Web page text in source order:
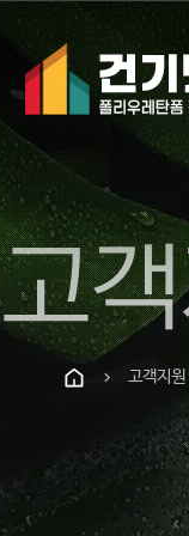
고
chevron_right 고객지원